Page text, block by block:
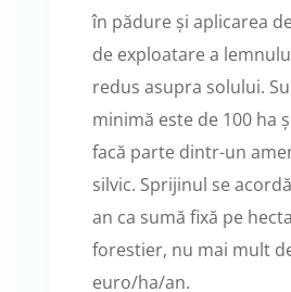
în pădure și aplicarea
de exploatare a
redus asupra solului.
minimă este de 100 ha
facă parte dintr-un
silvic. Sprijinul se
an ca sumă fixă pe
forestier, nu mai mult
euro/ha/an.